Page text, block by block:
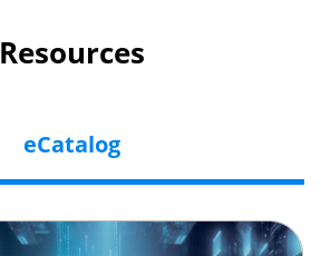
Resources
eCatalog